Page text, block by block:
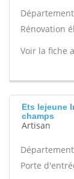
Rénovation
Voir la fiche
Ets lejeune
champs
Artisan
Porte